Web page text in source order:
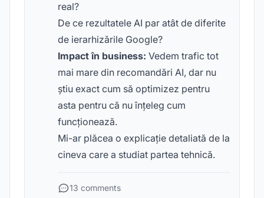
real?
De ce rezultatele AI par atât de diferite
de ierarhizările Google?
Impact în business: Vedem trafic tot
mai mare din recomandări AI, dar nu
știu exact cum să optimizez pentru
asta pentru că nu înțeleg cum
funcționează.
Mi-ar plăcea o explicație detaliată de la
cineva care a studiat partea tehnică.
13 comments